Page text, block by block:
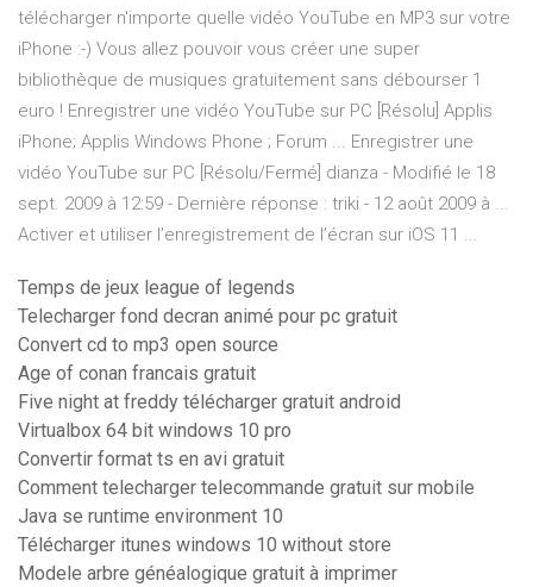
télécharger n'importe quelle vidéo YouTube en MP3 sur votre
iPhone :-) Vous allez pouvoir vous créer une super
bibliothèque de musiques gratuitement sans débourser 1
euro ! Enregistrer une vidéo YouTube sur PC [Résolu] Applis
iPhone; Applis Windows Phone ; Forum ... Enregistrer une
vidéo YouTube sur PC [Résolu/Fermé] dianza - Modifié le 18
sept. 2009 à 12:59 - Dernière réponse : triki - 12 août 2009 à ...
Activer et utiliser l’enregistrement de l’écran sur iOS 11 ...
Temps de jeux league of legends
Telecharger fond decran animé pour pc gratuit
Convert cd to mp3 open source
Age of conan francais gratuit
Five night at freddy télécharger gratuit android
Virtualbox 64 bit windows 10 pro
Convertir format ts en avi gratuit
Comment telecharger telecommande gratuit sur mobile
Java se runtime environment 10
Télécharger itunes windows 10 without store
Modele arbre généalogique gratuit à imprimer